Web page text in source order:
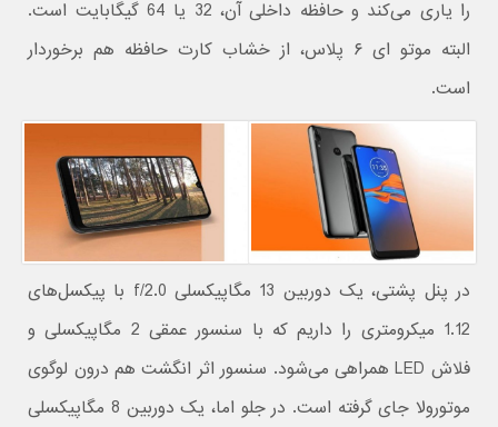
را یاری می‌کند و حافظه داخلی آن، 32 یا 64 گیگابایت است.
البته موتو ای ۶ پلاس، از خشاب کارت حافظه هم برخوردار
است.
در پنل پشتی، یک دوربین 13 مگاپیکسلی f/2.0 با پیکسل‌های
1.12 میکرومتری را داریم که با سنسور عمقی 2 مگاپیکسلی و
فلاش LED همراهی می‌شود. سنسور اثر انگشت هم درون لوگوی
موتورولا جای گرفته است. در جلو اما، یک دوربین 8 مگاپیکسلی